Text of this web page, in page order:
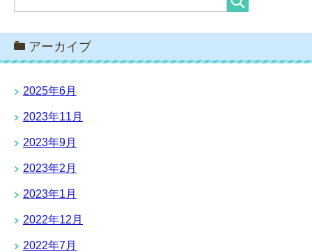
アーカイブ
2025年6月
2023年11月
2023年9月
2023年2月
2023年1月
2022年12月
2022年7月